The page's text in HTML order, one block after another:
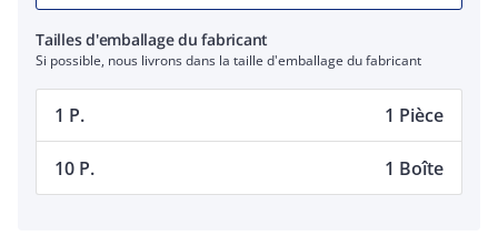
Tailles d'emballage du fabricant
Si possible, nous livrons dans la taille d'emballage du fabricant
1 P. 1 Pièce
10 P. 1 Boîte